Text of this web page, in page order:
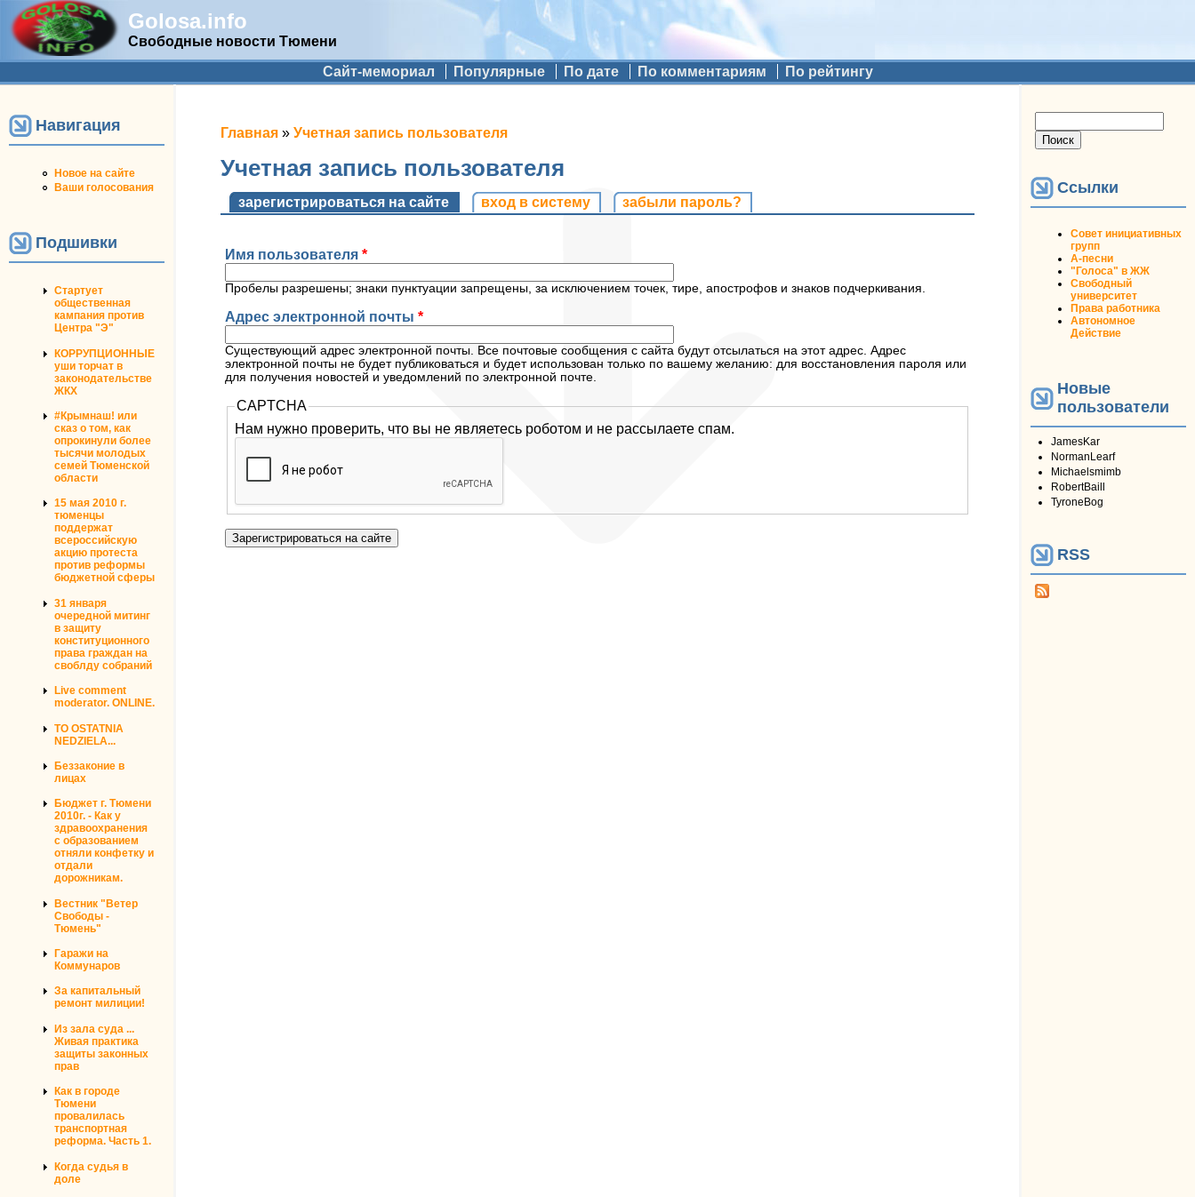
Golosa.info
Свободные новости Тюмени
Дополнительное меню Сайт-мемориал Популярные По дате По комментариям По рейтингу
Навигация
Новое на сайте
Ваши голосования
Подшивки
Стартует
общественная
кампания против
Центра "Э"
КОРРУПЦИОННЫЕ
уши торчат в
законодательстве
ЖКХ
#Крымнаш! или
сказ о том, как
опрокинули более
тысячи молодых
семей Тюменской
области
15 мая 2010 г.
тюменцы
поддержат
всероссийскую
акцию протеста
против реформы
бюджетной сферы
31 января
очередной митинг
в защиту
конституционного
права граждан на
своблду собраний
Live comment
moderator. ONLINE.
TO OSTATNIA
NEDZIELA...
Беззаконие в
лицах
Бюджет г. Тюмени
2010г. - Как у
здравоохранения
с образованием
отняли конфетку и
отдали
дорожникам.
Вестник "Ветер
Свободы -
Тюмень"
Гаражи на
Коммунаров
За капитальный
ремонт милиции!
Из зала суда ...
Живая практика
защиты законных
прав
Как в городе
Тюмени
провалилась
транспортная
реформа. Часть 1.
Когда судья в
доле
Вы здесь
Главная » Учетная запись пользователя
Учетная запись пользователя
Главные вкладки
зарегистрироваться на сайте (активная вкладка)
вход в систему забыли пароль?
Имя пользователя *
Пробелы разрешены; знаки пунктуации запрещены, за исключением точек, тире, апострофов и знаков подчеркивания.
Адрес электронной почты *
Существующий адрес электронной почты. Все почтовые сообщения с сайта будут отсылаться на этот адрес. Адрес
электронной почты не будет публиковаться и будет использован только по вашему желанию: для восстановления пароля или
для получения новостей и уведомлений по электронной почте.
CAPTCHA
Нам нужно проверить, что вы не являетесь роботом и не рассылаете спам.
Ссылки
Совет инициативных
групп
А-песни
"Голоса" в ЖЖ
Свободный
университет
Права работника
Автономное
Действие
Новые
пользователи
JamesKar
NormanLearf
Michaelsmimb
RobertBaill
TyroneBog
RSS